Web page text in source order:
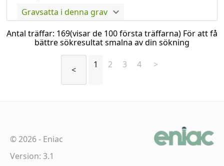
Gravsatta i denna grav
Antal träffar: 169(visar de 100 första träffarna) För att få
bättre sökresultat smalna av din sökning
< 1 2 3 4 >
©2026- Eniac
Version: 3.1